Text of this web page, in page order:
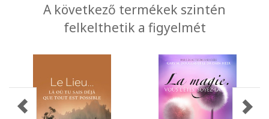
A következő termékek szintén
felkelthetik a figyelmét